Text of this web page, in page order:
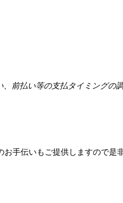
、前払い等の支払タイミングの
お手伝いもご提供しますので是